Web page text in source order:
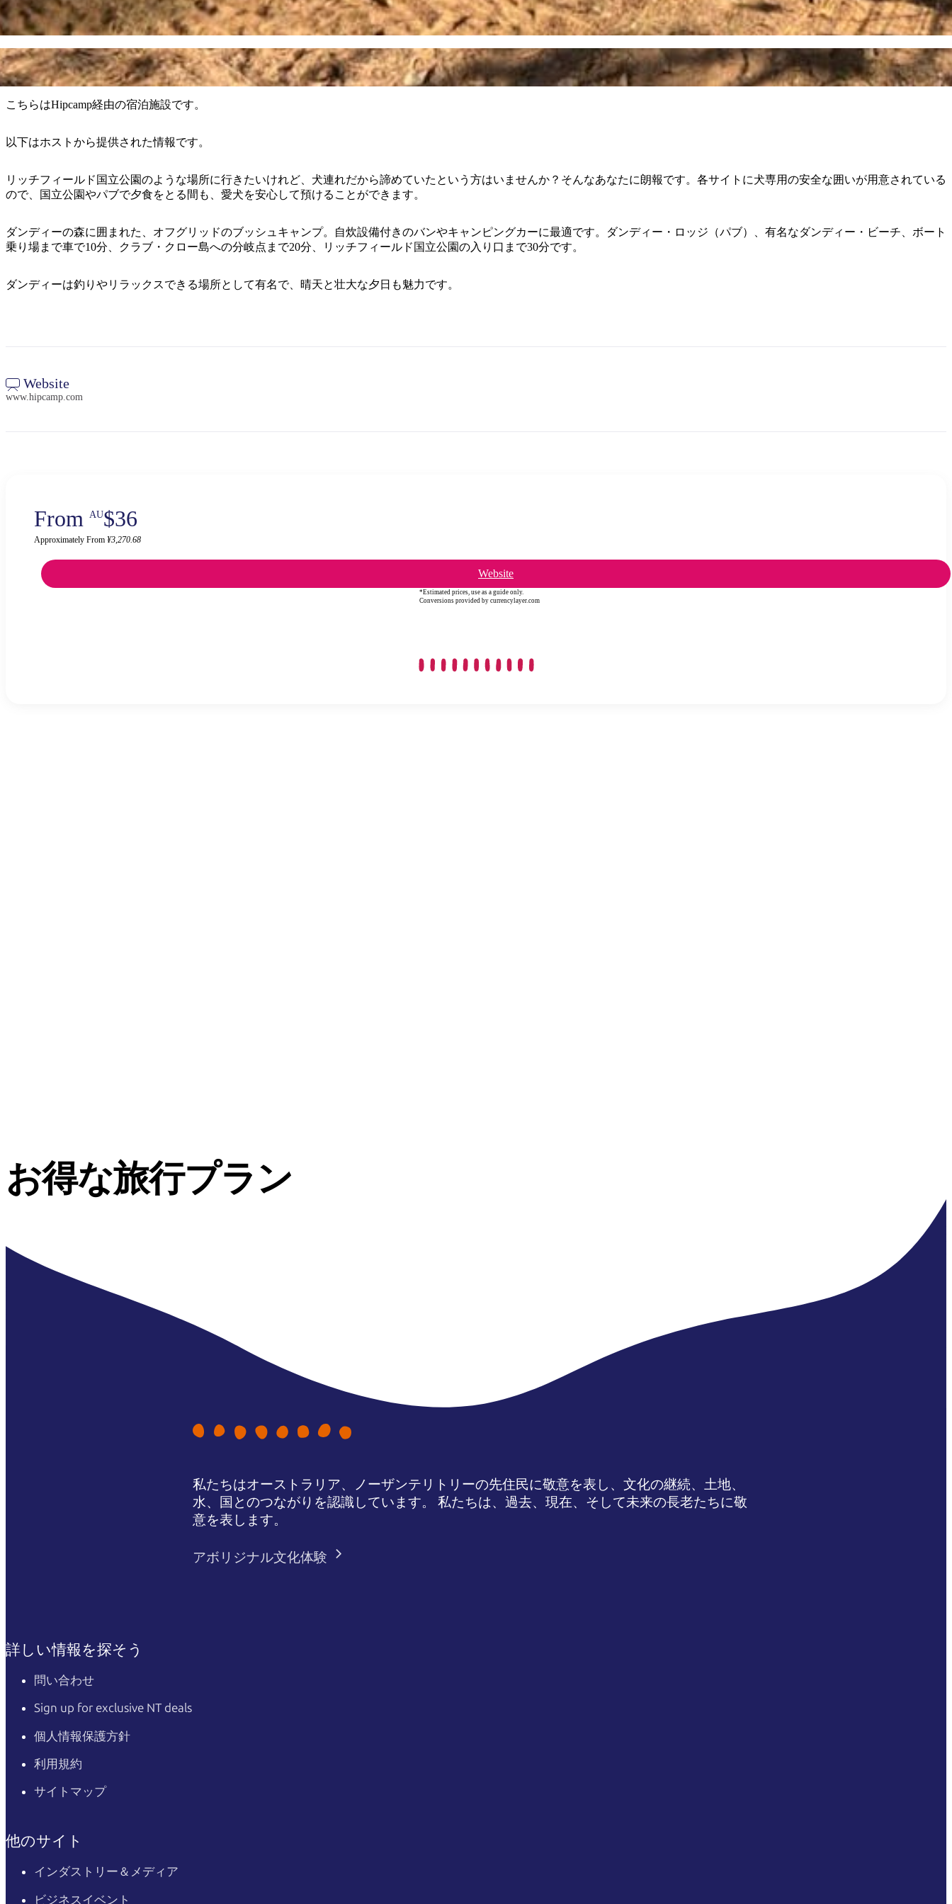
こちらはHipcamp経由の宿泊施設です。
以下はホストから提供された情報です。
リッチフィールド国立公園のような場所に行きたいけれど、犬連れだから諦めていたという方はいませんか？そんなあなたに朗報です。各サイトに犬専用の安全な囲いが用意されている
ので、国立公園やパブで夕食をとる間も、愛犬を安心して預けることができます。
ダンディーの森に囲まれた、オフグリッドのブッシュキャンプ。自炊設備付きのバンやキャンピングカーに最適です。ダンディー・ロッジ（パブ）、有名なダンディー・ビーチ、ボート
乗り場まで車で10分、クラブ・クロー島への分岐点まで20分、リッチフィールド国立公園の入り口まで30分です。
ダンディーは釣りやリラックスできる場所として有名で、晴天と壮大な夕日も魅力です。
Website
www.hipcamp.com
From AU$36
Approximately From ¥3,270.68
Website
*Estimated prices, use as a guide only.
Conversions provided by currencylayer.com
お得な旅行プラン
私たちはオーストラリア、ノーザンテリトリーの先住民に敬意を表し、文化の継続、土地、
水、国とのつながりを認識しています。 私たちは、過去、現在、そして未来の長老たちに敬
意を表します。
アボリジナル文化体験
詳しい情報を探そう
問い合わせ
Sign up for exclusive NT deals
個人情報保護方針
利用規約
サイトマップ
他のサイト
インダストリー＆メディア
ビジネスイベント